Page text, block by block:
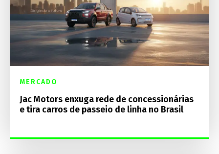
MERCADO
Jac Motors enxuga rede de concessionárias
e tira carros de passeio de linha no Brasil